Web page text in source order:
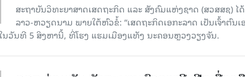
ສະຖາບັນວິທະຍາສາດເສດຖະກິດ ແລະ ສັງຄົມແຫ່ງຊາດ (ສວສສຊ) ໄ
ລາວ-ຫວຽດນາມ ພາຍໃຕ້ຫົວຂໍ້: “ເສດຖະກິດເອກະລາດ ເປັນເຈົ້າຕົນ
ນວັນທີ 5 ສິງຫານີ້, ທີ່ໂຮງ ແຮມເມືອງແທັງ ນະຄອນຫຼວງວຽງຈັນ.